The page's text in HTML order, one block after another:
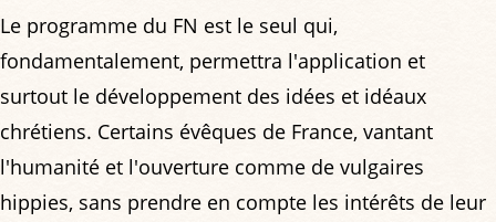
Le programme du FN est le seul qui,
fondamentalement, permettra l'application et
surtout le développement des idées et idéaux
chrétiens. Certains évêques de France, vantant
l'humanité et l'ouverture comme de vulgaires
hippies, sans prendre en compte les intérêts de leur